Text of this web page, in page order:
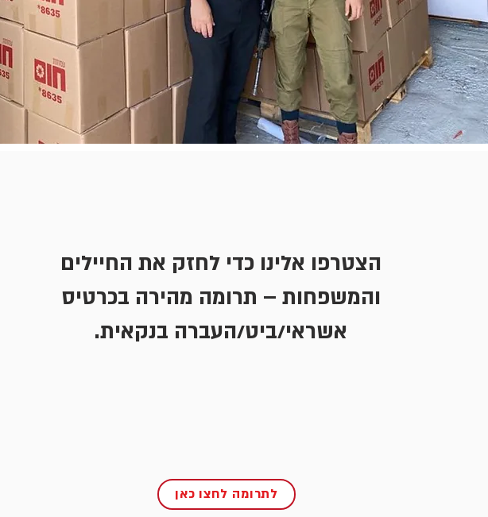
הצטרפו אלינו כדי לחזק את החיילים
והמשפחות – תרומה מהירה בכרטיס
אשראי/ביט/העברה בנקאית.
לתרומה לחצו כאן